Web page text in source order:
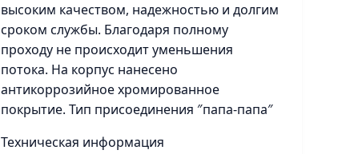
высоким качеством, надежностью и долгим
сроком службы. Благодаря полному
проходу не происходит уменьшения
потока. На корпус нанесено
антикоррозийное хромированное
покрытие. Тип присоединения ″папа-папа″
Техническая информация